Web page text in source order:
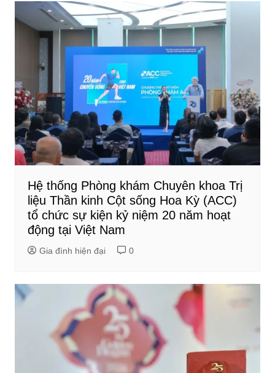
Hệ thống Phòng khám Chuyên khoa Trị
liệu Thần kinh Cột sống Hoa Kỳ (ACC)
tổ chức sự kiện kỷ niệm 20 năm hoạt
động tại Việt Nam
Gia đình hiện đại 0